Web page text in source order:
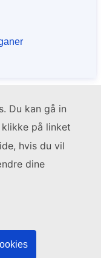
Du kan gå in
på linket
hvis du vil
dine